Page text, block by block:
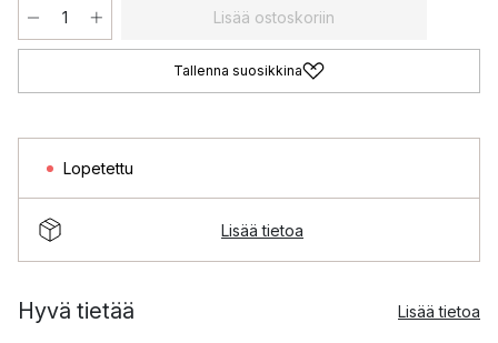
Lisää ostoskoriin
Tallenna suosikkina
Lopetettu
Lisää tietoa
Hyvä tietää Lisää tietoa